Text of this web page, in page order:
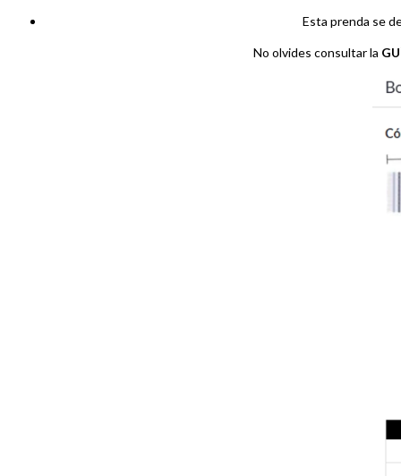
Esta prenda se
No olvides consultar la